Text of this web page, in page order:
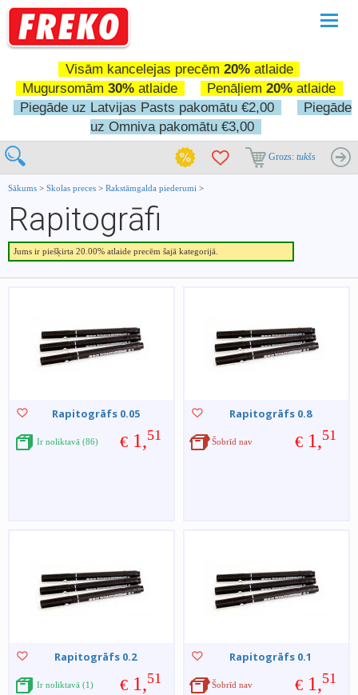
Visām kancelejas precēm 20%atlaide
Mugursomām 30% atlaide Penāļiem 20% atlaide
Piegāde uz Latvijas Pasts pakomātu €2,00
Piegāde
uz Omniva pakomātu €3,00
Grozs: tukšs
Sākums > Skolas preces > Rakstāmgalda piederumi >
Rapitogrāfi
Jums ir piešķirta 20.00% atlaide precēm šajā kategorijā.
Rapitogrāfs 0.05
€ 1,51
Ir noliktavā (86)
Rapitogrāfs 0.8
€ 1,51
Šobrīd nav
Rapitogrāfs 0.2
€ 1,51
Ir noliktavā (1)
Rapitogrāfs 0.1
€ 1,51
Šobrīd nav